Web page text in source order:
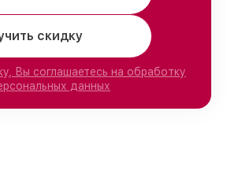
скидку
Вы соглашаетесь на обработку
данных